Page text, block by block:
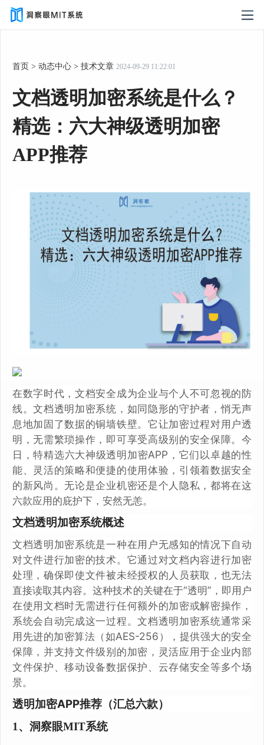
首页 > 动态中心 > 技术文章 2024-09-29 11:22:01
文档透明加密系统是什么？
精选：六大神级透明加密
APP推荐
在数字时代，文档安全成为企业与个人不可忽视的防
线。文档透明加密系统，如同隐形的守护者，悄无声
息地加固了数据的铜墙铁壁。它让加密过程对用户透
明，无需繁琐操作，即可享受高级别的安全保障。今
日，特精选六大神级透明加密APP，它们以卓越的性
能、灵活的策略和便捷的使用体验，引领着数据安全
的新风尚。无论是企业机密还是个人隐私，都将在这
六款应用的庇护下，安然无恙。
文档透明加密系统概述
文档透明加密系统是一种在用户无感知的情况下自动
对文件进行加密的技术。它通过对文档内容进行加密
处理，确保即使文件被未经授权的人员获取，也无法
直接读取其内容。这种技术的关键在于“透明”，即用户
在使用文档时无需进行任何额外的加密或解密操作，
系统会自动完成这一过程。文档透明加密系统通常采
用先进的加密算法（如AES-256），提供强大的安全
保障，并支持文件级别的加密，灵活应用于企业内部
文件保护、移动设备数据保护、云存储安全等多个场
景。
透明加密APP推荐（汇总六款）
1、洞察眼MIT系统